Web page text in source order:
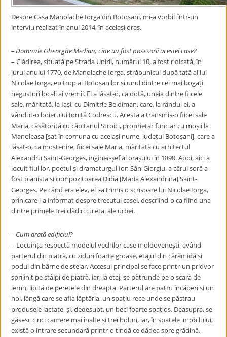
Despre Casa Manolache Iorga din Botoșani, mi-a vorbit într-un
interviu realizat în anul 2014, în același oraș.
– Domnule Gheorghe Median, cine au fost posesorii acestei case?
– Clădirea, situată pe Strada Unirii, numărul 10, a fost ridicată, în
jurul anului 1770, de Manolache Iorga, străbunicul după tată al lui
Nicolae Iorga, epitrop al Botoșanilor și unul dintre cei mai bogați
negustori locali ai vremii. El a lăsat-o, ca dotă, uneia dintre fiicele
sale, măritată, la Iași, cu Dimitrie Beldiman, care, la rândul ei, a
vândut-o boierului Ioniță Codrescu. Acesta a transmis-o fiicei sale
Maria, căsătorită cu căpitanul Stroici, proprietar funciar cu moșii la
Manoleasa [sat în comuna cu același nume, județul Botoșani], care a
lăsat-o, ca moștenire, fiicei sale Maria, măritată cu arhitectul
Alexandru Saint-Georges, inginer-şef al orașului în 1890. Apoi, aici a
locuit fiul lor, poetul și dramaturgul Ion Sân-Giorgiu, a cărui soră a
fost pianista și compozitoarea Didia [Maria Alexandrina] Saint-
Georges. Pe când era elev, el i-a trimis o scrisoare lui Nicolae Iorga,
prin care l-a informat despre trecutul casei, descriind-o ca fiind una
dintre primele trei clădiri cu etaj ale urbei.
– Cum arată edificiul?
– Locuința respectă modelul vechilor case moldovenești, având
parterul din piatră, cu ziduri foarte groase, etajul din cărămidă și
podul din bârne de stejar. Accesul principal se face printr-un pridvor
sprijinit pe stâlpi de piatră, iar, la etaj, se pătrunde pe o scară de
lemn, lipită de peretele din dreapta. Parterul are patru încăperi și un
hol, lângă care se afla lăptăria, un spațiu rece unde se păstrau
produsele lactate, și, dedesubt, un beci foarte spațios. Deasupra, se
găsesc cinci camere mai înalte și trei holuri, iar, în spatele imobilului,
există o intrare secundară printr-o tindă ce dădea spre grădină.